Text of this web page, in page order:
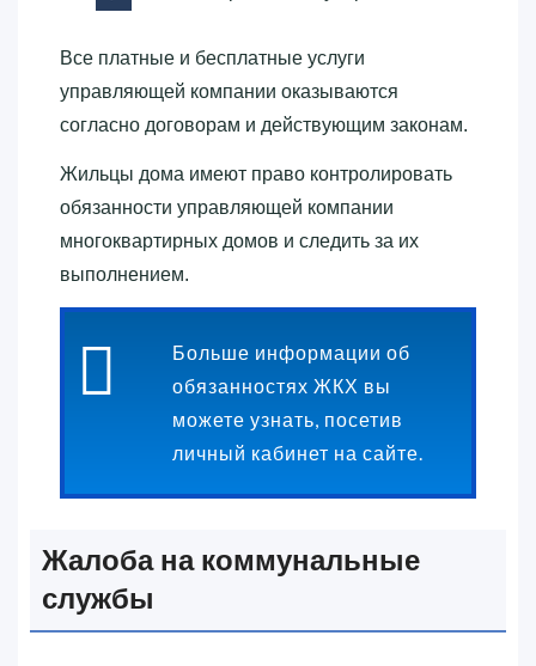
Все платные и бесплатные услуги
управляющей компании оказываются
согласно договорам и действующим законам.
Жильцы дома имеют право контролировать
обязанности управляющей компании
многоквартирных домов и следить за их
выполнением.
Больше информации об
обязанностях ЖКХ вы
можете узнать, посетив
личный кабинет на сайте.
Жалоба на коммунальные
службы